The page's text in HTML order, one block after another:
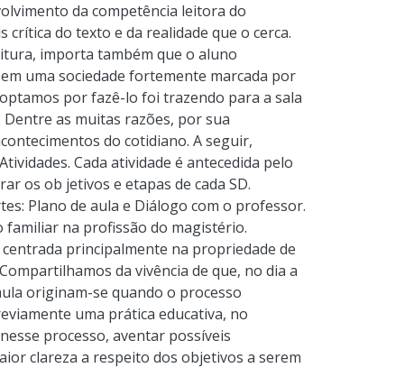
da competência leitora do
do texto e da realidade que o cerca.
importa também que o aluno
uma sociedade fortemente marcada por
por fazê-lo foi trazendo para a sala
as muitas razões, por sua
do cotidiano. A seguir,
Cada atividade é antecedida pelo
os ob jetivos e etapas de cada SD.
Plano de aula e Diálogo com o professor.
familiar na profissão do magistério.
principalmente na propriedade de
da vivência de que, no dia a
originam-se quando o processo
uma prática educativa, no
processo, aventar possíveis
clareza a respeito dos objetivos a serem